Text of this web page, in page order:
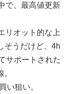
で、最高値更新
リオット的な上
そうだけど、4h
サポートされた
い狙い。